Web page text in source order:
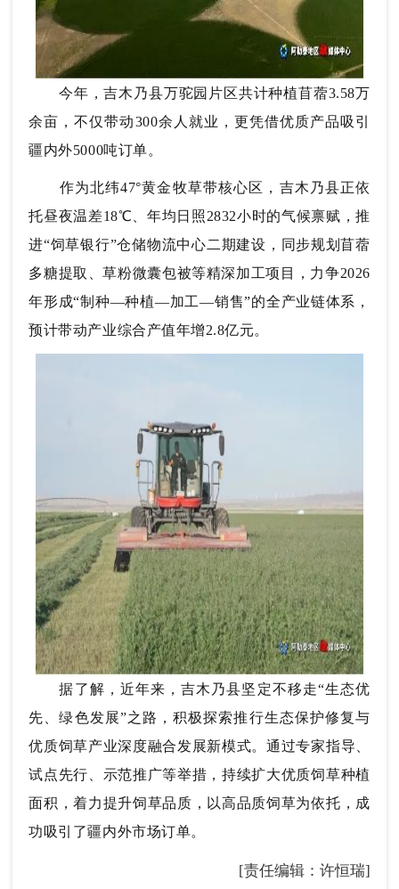
今年，吉木乃县万驼园片区共计种植苜蓿3.58万
余亩，不仅带动300余人就业，更凭借优质产品吸引
疆内外5000吨订单。
作为北纬47°黄金牧草带核心区，吉木乃县正依
托昼夜温差18℃、年均日照2832小时的气候禀赋，推
进“饲草银行”仓储物流中心二期建设，同步规划苜蓿
多糖提取、草粉微囊包被等精深加工项目，力争2026
年形成“制种—种植—加工—销售”的全产业链体系，
预计带动产业综合产值年增2.8亿元。
据了解，近年来，吉木乃县坚定不移走“生态优
先、绿色发展”之路，积极探索推行生态保护修复与
优质饲草产业深度融合发展新模式。通过专家指导、
试点先行、示范推广等举措，持续扩大优质饲草种植
面积，着力提升饲草品质，以高品质饲草为依托，成
功吸引了疆内外市场订单。
[责任编辑：许恒瑞]